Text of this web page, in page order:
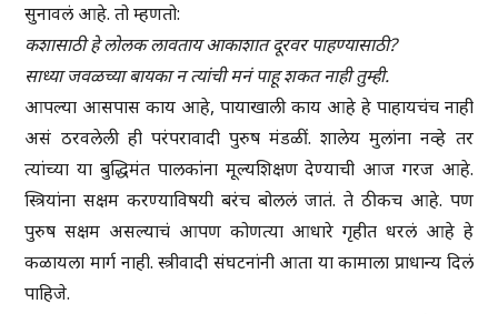
सुनावलं आहे. तो म्हणतो:
कशासाठी हे लोलक लावताय आकाशात दूरवर पाहण्यासाठी?
साध्या जवळच्या बायका न त्यांची मनं पाहू शकत नाही तुम्ही.
आपल्या आसपास काय आहे, पायाखाली काय आहे हे पाहायचंच नाही
असं ठरवलेली ही परंपरावादी पुरुष मंडळीं. शालेय मुलांना नव्हे तर
त्यांच्या या बुद्धिमंत पालकांना मूल्यशिक्षण देण्याची आज गरज आहे.
स्त्रियांना सक्षम करण्याविषयी बरंच बोललं जातं. ते ठीकच आहे. पण
पुरुष सक्षम असल्याचं आपण कोणत्या आधारे गृहीत धरलं आहे हे
कळायला मार्ग नाही. स्त्रीवादी संघटनांनी आता या कामाला प्राधान्य दिलं
पाहिजे.